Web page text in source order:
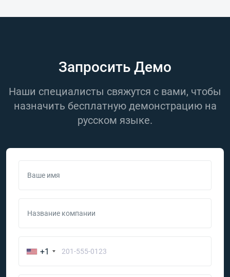
Запросить Демо
Наши специалисты свяжутся с вами, чтобы
назначить бесплатную демонстрацию на
русском языке.
Ваше имя
Название компании
+1